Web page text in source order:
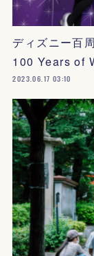
ディズニー百
100 Years of
2023.06.17 03:10